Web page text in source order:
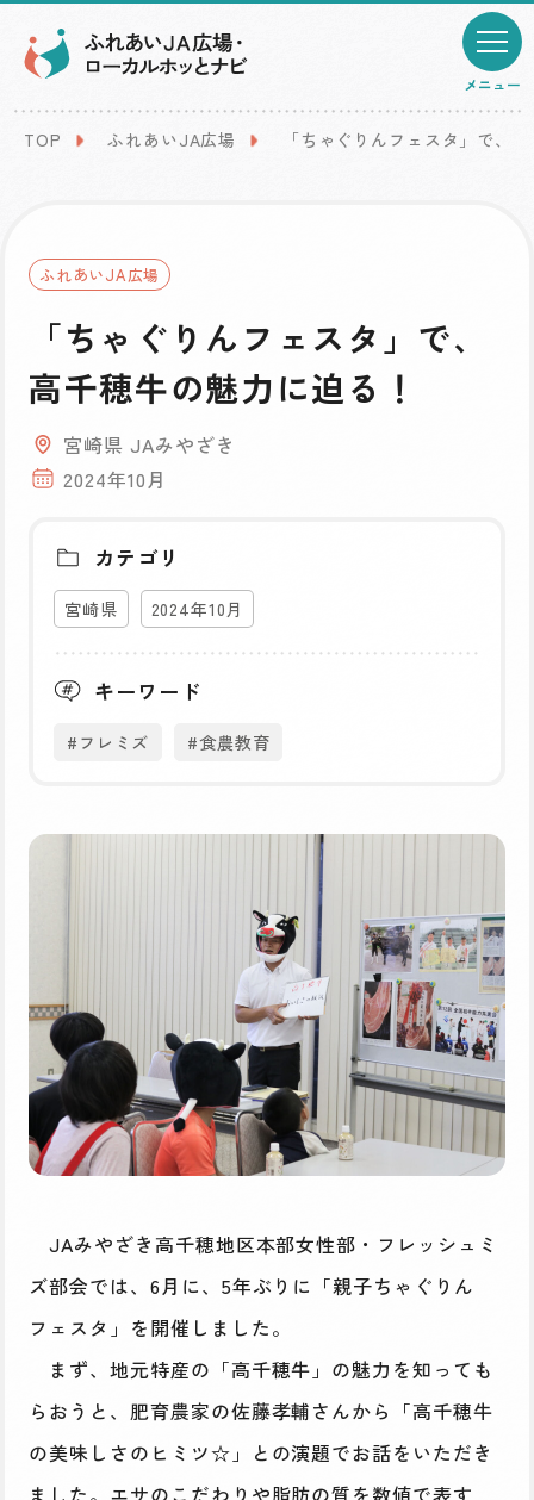
メニュー
TOP ふれあいJA広場 「ちゃぐりんフェスタ」で、
ふれあいJA広場
「ちゃぐりんフェスタ」で、
高千穂牛の魅力に迫る！
宮崎県 JAみやざき
2024年10月
カテゴリ
宮崎県 2024年10月
キーワード
#フレミズ #食農教育
JAみやざき高千穂地区本部女性部・フレッシュミ
ズ部会では、6月に、5年ぶりに「親子ちゃぐりん
フェスタ」を開催しました。
まず、地元特産の「高千穂牛」の魅力を知っても
らおうと、肥育農家の佐藤孝輔さんから「高千穂牛
の美味しさのヒミツ☆」との演題でお話をいただき
ました。エサのこだわりや脂肪の質を数値で表す